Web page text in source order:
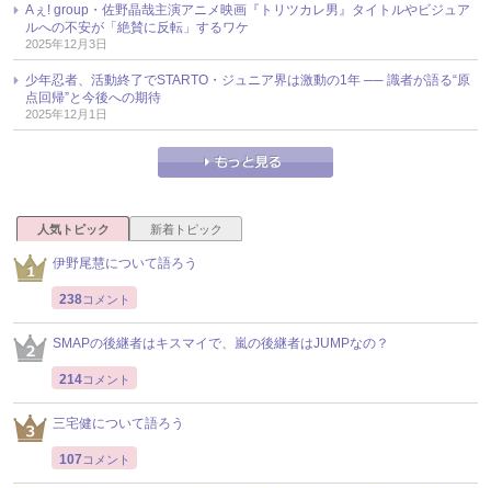
Aぇ! group・佐野晶哉主演アニメ映画『トリツカレ男』タイトルやビジュア
ルへの不安が「絶賛に反転」するワケ
2025年12月3日
少年忍者、活動終了でSTARTO・ジュニア界は激動の1年 ── 識者が語る“原
点回帰”と今後への期待
2025年12月1日
人気トピック 新着トピック
伊野尾慧について語ろう
238コメント
SMAPの後継者はキスマイで、嵐の後継者はJUMPなの？
214コメント
三宅健について語ろう
107 コメント